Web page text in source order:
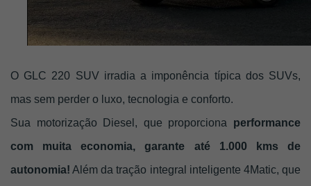
O GLC 220 SUV irradia a imponência típica dos SUVs,
mas sem perder o luxo, tecnologia e conforto.
Sua motorização Diesel, que proporciona performance
com muita economia, garante até 1.000 kms de
autonomia! Além da tração integral inteligente 4Matic, que